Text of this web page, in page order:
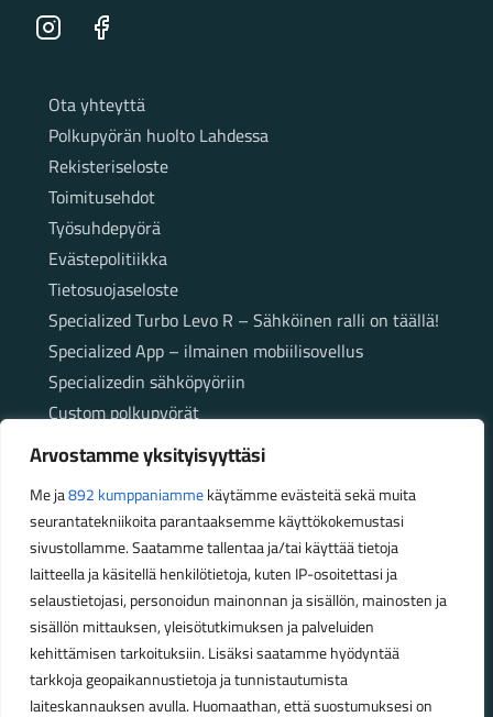
Arvostamme yksityisyyttäsi
Me ja892 kumppaniammekäytämme evästeitä sekä muita
seurantatekniikoita parantaaksemme käyttökokemustasi
sivustollamme. Saatamme tallentaa ja/tai käyttää tietoja
laitteella ja käsitellä henkilötietoja, kuten IP-osoitettasi ja
selaustietojasi, personoidun mainonnan ja sisällön, mainosten ja
sisällön mittauksen, yleisötutkimuksen ja palveluiden
kehittämisen tarkoituksiin. Lisäksi saatamme hyödyntää
tarkkoja geopaikannustietoja ja tunnistautumista
laiteskannauksen avulla. Huomaathan, että suostumuksesi on
Instagram Facebook
SivutOta yhteyttä
Polkupyörän huolto Lahdessa
Rekisteriseloste
Toimitusehdot
Työsuhdepyörä
Evästepolitiikka
Tietosuojaseloste
Specialized Turbo Levo R – Sähköinen ralli on täällä!
Specialized App – ilmainen mobiilisovellus
Specializedin sähköpyöriin
Custom polkupyörät
Fatbikellä helppoa ja huoletonta etenemistä
maastossa
Aukioloajat
Talvikauden aukioloajat (1.10.2025 – 28.2.2026)
Ma-Pe 10-18
La 10-14
Kesäkauden aukioloajat (1.3.2026 – 30.9.2026)